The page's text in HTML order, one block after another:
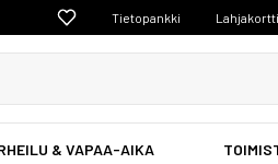
Tietopankki Lahjakortti
& VAPAA-AIKA